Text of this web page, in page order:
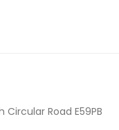
Circular Road E59PB